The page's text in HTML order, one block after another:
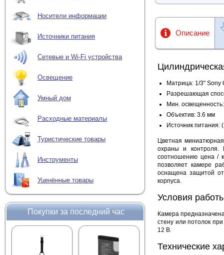
Носители информации
Источники питания
Сетевые и Wi-Fi устройства
Освещение
Умный дом
Расходные материалы
Туристические товары
Инструменты
Уценённые товары
Покупки за последний час
Описание
Матрица: 1/3" Sony
Разрешающая
Мин.
Объектив: 3.6 мм
Источник питания:
Цветная
охраны и контроля.
соотношению цена /
позволяет камере
оснащена защитой
корпуса.
Условия
Камера
стену или потолок
12 В.
Технические